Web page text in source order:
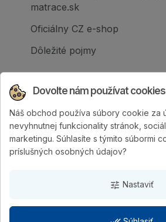
matrace.sk
Oficiálny CZ e-shop
Dôležité pojmy
Spoločnosť PURTEX s.r.o.,
1995, je popredným
postelí a klinicky hodnotených
Dovolte nám používat cookies
Náš obchod používa súbory cookie za
nevyhnutnej funkcionality stránok,
marketingu. Súhlasíte s týmito súbormi
príslušných osobných údajov?
tune Nastaviť